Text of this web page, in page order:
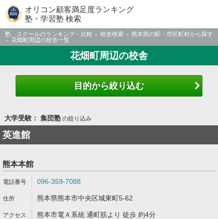
オリコン顧客満足度ランキング
塾・学習塾 検索
塾、スクールのランキング・比較 校舎検索
熊本県の駅・市区町村から探す
花畑町周辺の校舎一覧
花畑町周辺の校舎
目的から絞り込む
大学受験： 集団塾の絞り込み
英進館
熊本本館
096-359-7088
熊本県熊本市中央区城東町5-62
熊本市電Ａ系統 通町筋より 徒歩 約4分